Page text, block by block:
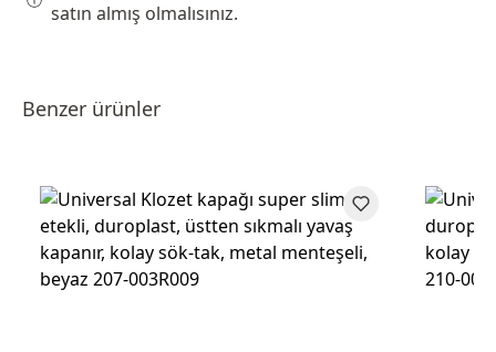
satın almış olmalısınız.
Benzer ürünler